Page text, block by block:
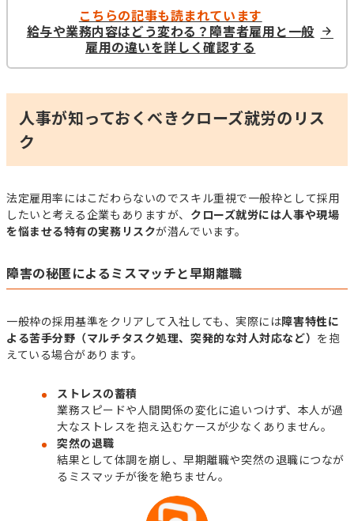
こちらの記事も読まれています
給与や業務内容はどう変わる？障害者雇用と一般
雇用の違いを詳しく確認する
人事が知っておくべきクローズ就労のリス
ク
法定雇用率にはこだわらないのでスキル重視で一般枠として採用
したいと考える企業もありますが、 クローズ就労には人事や現場
を悩ませる特有の実務リスクが潜んでいます。
障害の秘匿によるミスマッチと早期離職
一般枠の採用基準をクリアして入社しても、実際には障害特性に
よる苦手分野（マルチタスク処理、突発的な対人対応など） を抱
えている場合があります。
ストレスの蓄積
業務スピードや人間関係の変化に追いつけず、本人が過
大なストレスを抱え込むケースが少なくありません。
突然の退職
結果として体調を崩し、早期離職や突然の退職につなが
るミスマッチが後を絶ちません。